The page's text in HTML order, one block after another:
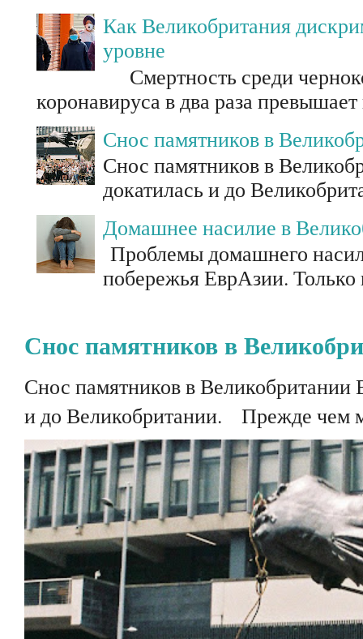
Как Великобритания
уровне
Смертность среди
коронавируса в два раза
Снос памятников в
Снос памятников в
докатилась и до
Домашнее насилие в
Проблемы домашнего
побережья ЕврАзии. Только
Снос памятников в
Снос памятников в
и до Великобритании. Прежде чем